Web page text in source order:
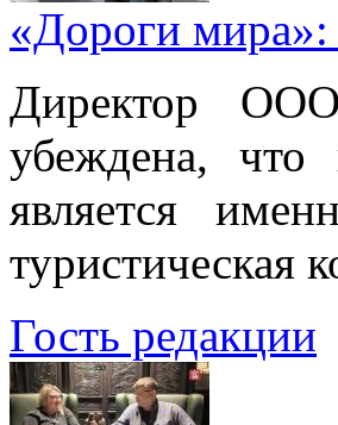
«Дороги
Директор
убеждена, что
является
туристическая
Гость редакции